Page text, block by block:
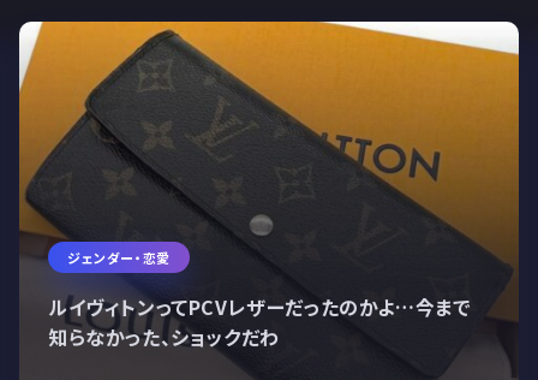
ジェンダー・恋愛
ルイヴィトンってPCVレザーだったのかよ…今まで
知らなかった、ショックだわ